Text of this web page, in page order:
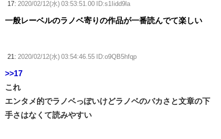
17: 2020/02/12(水) 03:53:51.00 ID:s1Iidd9la
一般レーベルのラノベ寄りの作品が一番読んでて楽しい
21: 2020/02/12(水) 03:54:46.55 ID:o9QB5hfqp
>>17
これ
エンタメ的でラノベっぽいけどラノベのバカさと文章の下
手さはなくて読みやすい